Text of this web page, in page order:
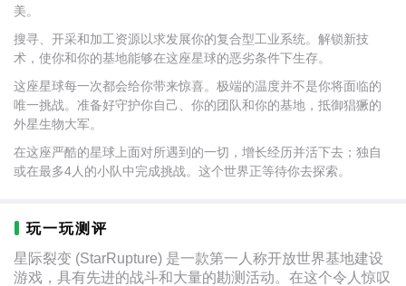
美。
搜寻、开采和加工资源以求发展你的复合型工业系统。解锁新技
术，使你和你的基地能够在这座星球的恶劣条件下生存。
这座星球每一次都会给你带来惊喜。极端的温度并不是你将面临的
唯一挑战。准备好守护你自己、你的团队和你的基地，抵御猖獗的
外星生物大军。
在这座严酷的星球上面对所遇到的一切，增长经历并活下去；独自
或在最多4人的小队中完成挑战。这个世界正等待你去探索。
玩一玩测评
星际裂变 (StarRupture) 是一款第一人称开放世界基地建设
游戏，具有先进的战斗和大量的勘测活动。在这个令人惊叹